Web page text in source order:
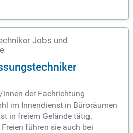
Jobs und
der Fachrichtung
im Innendienst in Büroräumen
in freiem Gelände tätig.
führen sie auch bei